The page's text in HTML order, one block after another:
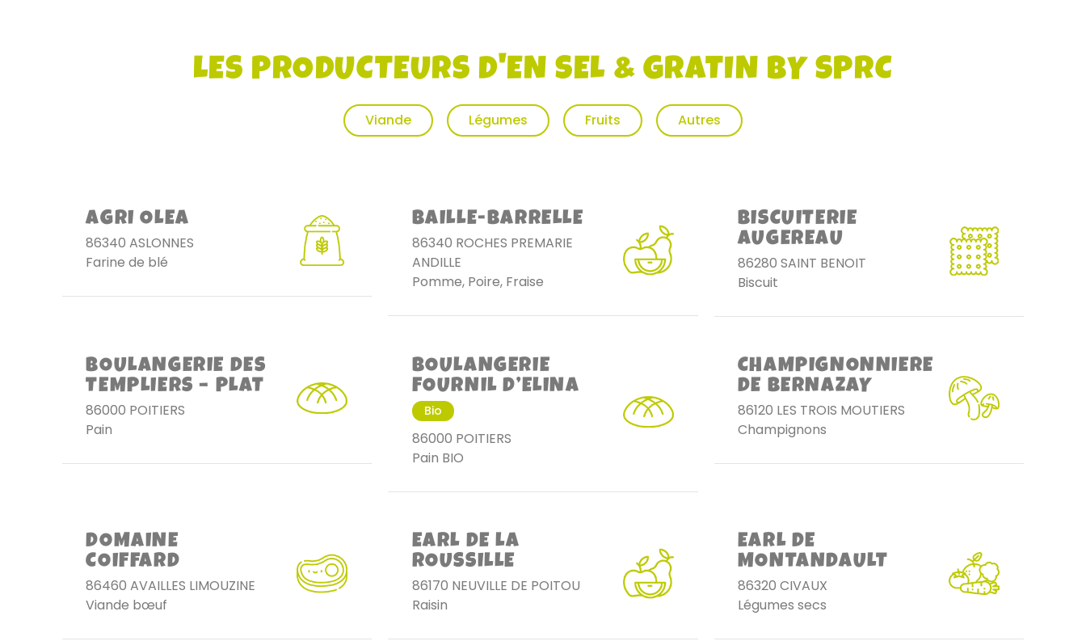
LES PRODUCTEURS D'EN SEL & GRATIN BY SPRC
Viande Légumes Fruits Autres
AGRI OLEA
86340 ASLONNES
Farine de blé
BAILLE-BARRELLE
86340 ROCHES PREMARIE
ANDILLE
Pomme, Poire, Fraise
BISCUITERIE
AUGEREAU
86280 SAINT BENOIT
Biscuit
BOULANGERIE DES
TEMPLIERS – PLAT
86000 POITIERS
Pain
BOULANGERIE
FOURNIL D’ELINA
Bio
86000 POITIERS
Pain BIO
CHAMPIGNONNIERE
DE BERNAZAY
86120 LES TROIS MOUTIERS
Champignons
DOMAINE
COIFFARD
86460 AVAILLES LIMOUZINE
Viande bœuf
EARL DE LA
ROUSSILLE
86170 NEUVILLE DE POITOU
Raisin
EARL DE
MONTANDAULT
86320 CIVAUX
Légumes secs